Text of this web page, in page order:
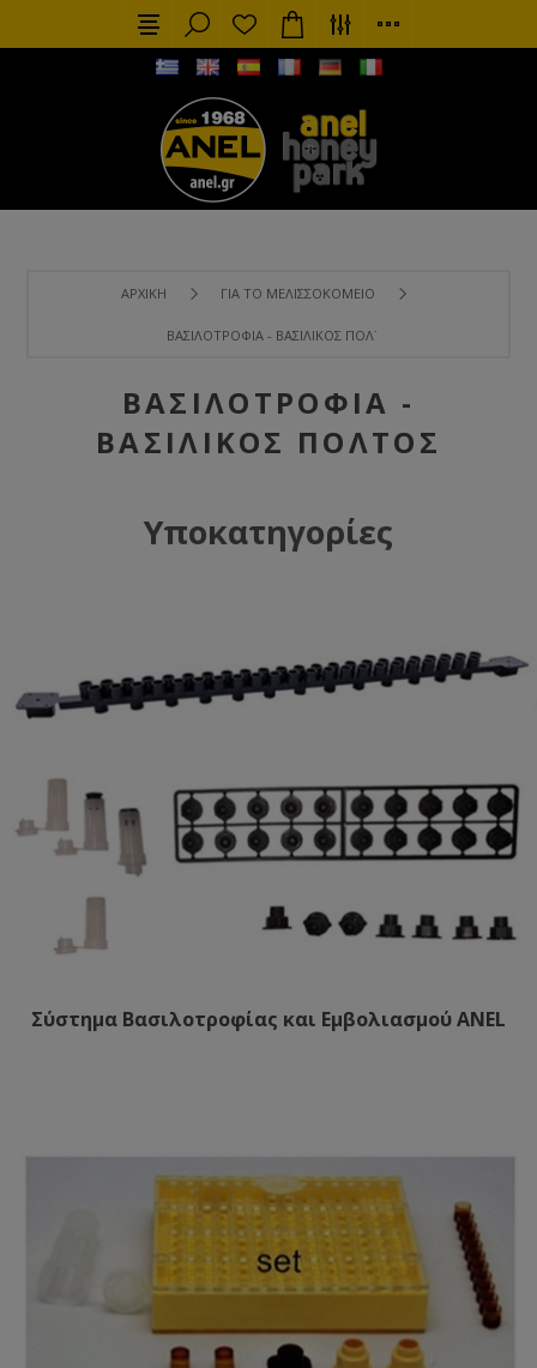
ΑΡΧΙΚΉ ΓΙΑ ΤΟ ΜΕΛΙΣΣΟΚΟΜΕΊΟ
ΒΑΣΙΛΟΤΡΟΦΊΑ - ΒΑΣΙΛΙΚΌΣ ΠΟΛΤΌΣ
ΒΑΣΙΛΟΤΡΟΦΊΑ -
ΒΑΣΙΛΙΚΌΣ ΠΟΛΤΌΣ
Υποκατηγορίες
Σύστημα Βασιλοτροφίας και Εμβολιασμού ANEL